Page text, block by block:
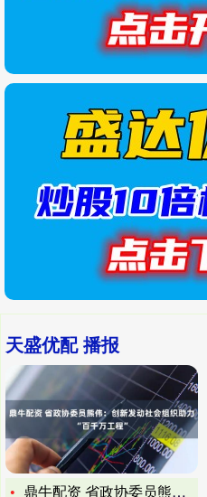
天盛优配 播报
鼎牛配资 省政协委员熊伟：创新发动社会组织助力“百千万工程”